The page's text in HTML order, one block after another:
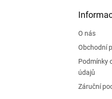
O nás
Obchodní
Podmínky
údajů
Záruční